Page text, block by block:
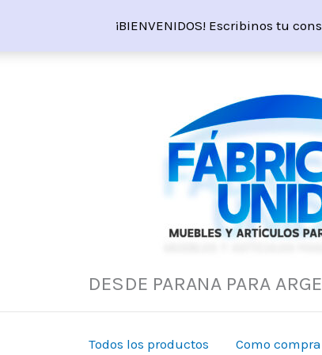
¡BIENVENIDOS! Escribinos tu
DESDE PARANA PARA
Todos los productos Como